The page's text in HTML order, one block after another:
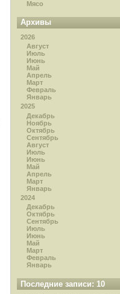
Мясо
Архивы
2026
Август
Июль
Июнь
Май
Апрель
Март
Февраль
Январь
2025
Декабрь
Ноябрь
Октябрь
Сентябрь
Август
Июль
Июнь
Май
Апрель
Март
Январь
2024
Декабрь
Октябрь
Сентябрь
Июль
Июнь
Май
Март
Февраль
Январь
Последние записи: 10